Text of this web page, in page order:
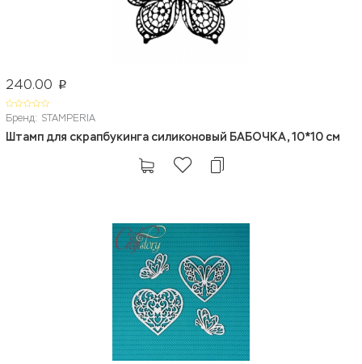
240.00 p
Бренд: STAMPERIA
Штамп для скрапбукинга силиконовый БАБОЧКА, 10*10 см